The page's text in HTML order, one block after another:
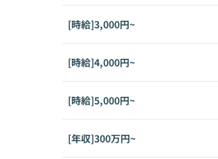
[時給]3,000円~
[時給]4,000円~
[時給]5,000円~
[年収]300万円~